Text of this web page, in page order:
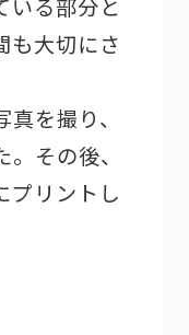
いる部分と
も大切にさ
を撮り、
その後、
プリントし